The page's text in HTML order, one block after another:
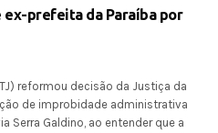
ex-prefeita da Paraíba por
reformou decisão da Justiça da
de improbidade administrativa
Serra Galdino, ao entender que a